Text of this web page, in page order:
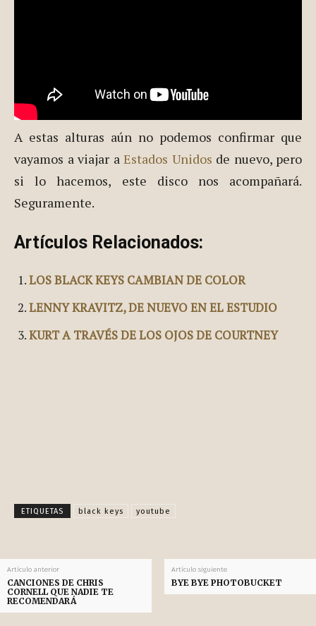
A estas alturas aún no podemos confirmar que
vayamos a viajar a Estados Unidos de nuevo, pero
si lo hacemos, este disco nos acompañará.
Seguramente.
Artículos Relacionados:
LOS BLACK KEYS CAMBIAN DE COLOR
LENNY KRAVITZ, DE NUEVO EN EL ESTUDIO
KURT A TRAVÉS DE LOS OJOS DE COURTNEY
ETIQUETAS black keys youtube
Artículo anterior
CANCIONES DE CHRIS
CORNELL QUE NADIE TE
RECOMENDARÁ
Artículo siguiente
BYE BYE PHOTOBUCKET